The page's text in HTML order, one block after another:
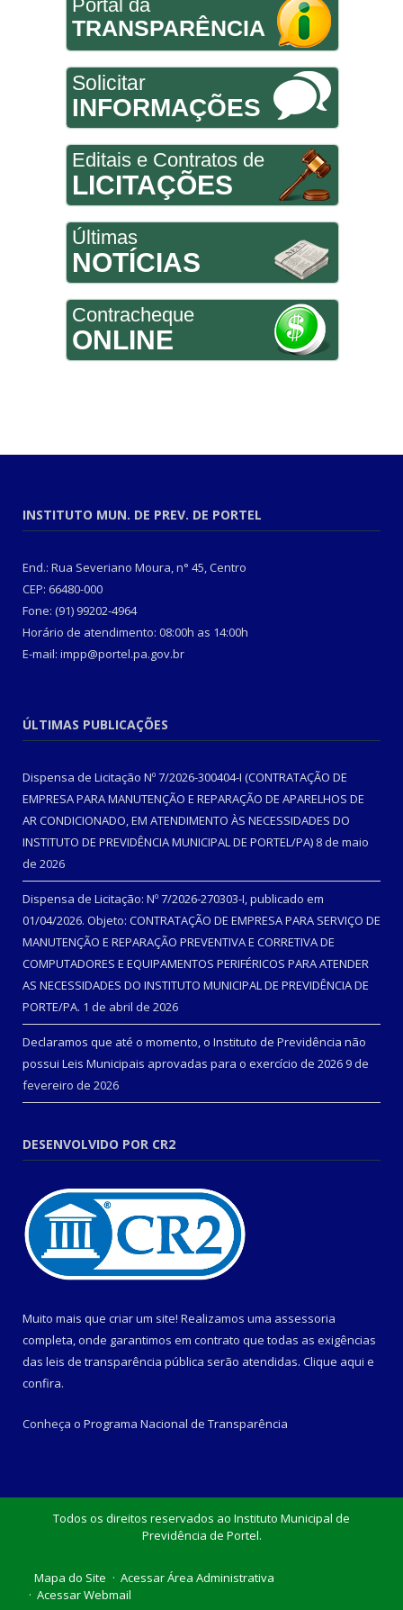
Portal da
TRANSPARÊNCIA
Solicitar
INFORMAÇÕES
Editais e Contratos de
LICITAÇÕES
Últimas
NOTÍCIAS
Contracheque
ONLINE
INSTITUTO MUN. DE PREV. DE PORTEL
End.: Rua Severiano Moura, n° 45, Centro
CEP: 66480-000
Fone: (91) 99202-4964
Horário de atendimento: 08:00h as 14:00h
E-mail: impp@portel.pa.gov.br
ÚLTIMAS PUBLICAÇÕES
Dispensa de Licitação Nº 7/2026-300404-I (CONTRATAÇÃO DE
EMPRESA PARA MANUTENÇÃO E REPARAÇÃO DE APARELHOS DE
AR CONDICIONADO, EM ATENDIMENTO ÀS NECESSIDADES DO
INSTITUTO DE PREVIDÊNCIA MUNICIPAL DE PORTEL/PA) 8 de maio
de 2026
Dispensa de Licitação: Nº 7/2026-270303-I, publicado em
01/04/2026. Objeto: CONTRATAÇÃO DE EMPRESA PARA SERVIÇO DE
MANUTENÇÃO E REPARAÇÃO PREVENTIVA E CORRETIVA DE
COMPUTADORES E EQUIPAMENTOS PERIFÉRICOS PARA ATENDER
AS NECESSIDADES DO INSTITUTO MUNICIPAL DE PREVIDÊNCIA DE
PORTE/PA. 1 de abril de 2026
Declaramos que até o momento, o Instituto de Previdência não
possui Leis Municipais aprovadas para o exercício de 2026 9 de
fevereiro de 2026
DESENVOLVIDO POR CR2
Muito mais que criar um site! Realizamos uma assessoria
completa, onde garantimos em contrato que todas as exigências
das leis de transparência pública serão atendidas. Clique aqui e
confira.
Conheça o Programa Nacional de Transparência
Todos os direitos reservados ao Instituto Municipal de
Previdência de Portel.
Mapa do Site
Acessar Área Administrativa
Acessar Webmail